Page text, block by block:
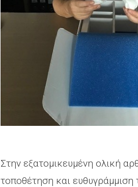
Στην εξατομικευμένη ολική
τοποθέτηση και